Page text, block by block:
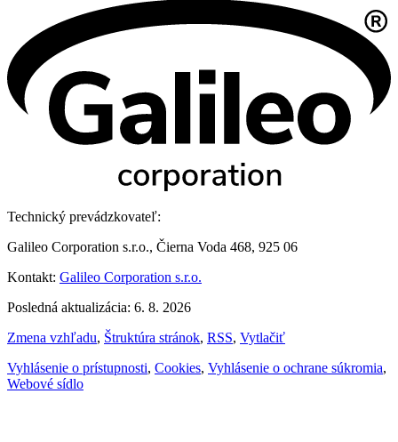
Technický prevádzkovateľ:
Galileo Corporation s.r.o., Čierna Voda 468, 925 06
Kontakt: Galileo Corporation s.r.o.
Posledná aktualizácia: 6. 8. 2026
Zmena vzhľadu, Štruktúra stránok, RSS, Vytlačiť
Vyhlásenie o prístupnosti, Cookies, Vyhlásenie o ochrane súkromia,
Webové sídlo